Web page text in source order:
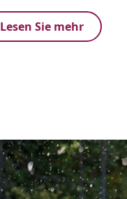
Lesen Sie mehr